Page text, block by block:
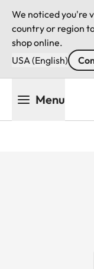
We noticed you're
country or region
shop online.
USA (English)
Menu